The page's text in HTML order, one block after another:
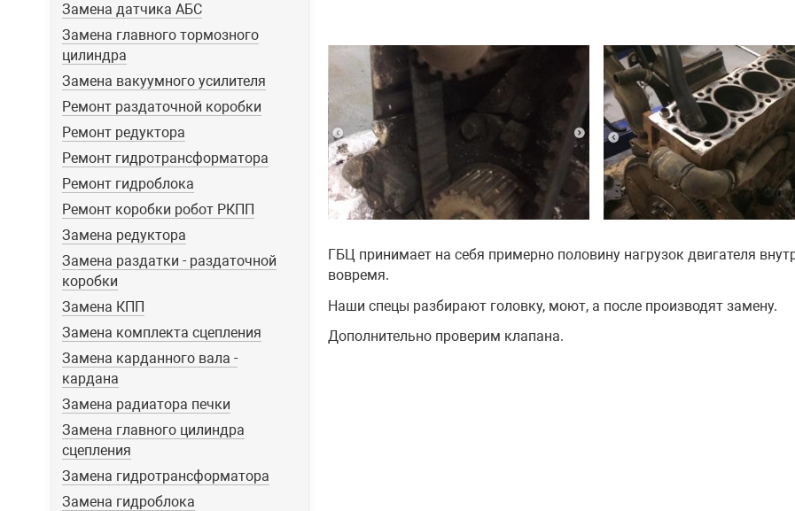
Замена датчика АБС
Замена главного тормозного
цилиндра
Замена вакуумного усилителя
Ремонт раздаточной коробки
Ремонт редуктора
Ремонт гидротрансформатора
Ремонт гидроблока
Ремонт коробки робот РКПП
Замена редуктора
Замена раздатки - раздаточной
коробки
Замена КПП
Замена комплекта сцепления
Замена карданного вала -
кардана
Замена радиатора печки
Замена главного цилиндра
сцепления
Замена гидротрансформатора
Замена гидроблока
ГБЦ принимает на себя примерно половину нагрузок двигателя
вовремя.
Наши спецы разбирают головку, моют, а после производят замену.
Дополнительно проверим клапана.